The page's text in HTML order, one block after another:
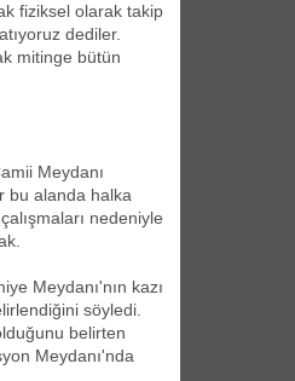
fiziksel olarak takip
dediler.
mitinge bütün
Meydanı
bu alanda halka
nedeniyle
Meydanı'nın kazı
söyledi.
belirten
Meydanı'nda